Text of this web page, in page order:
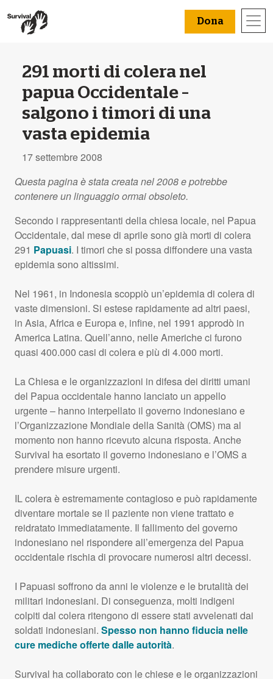
Dona
291 morti di colera nel
papua Occidentale –
salgono i timori di una
vasta epidemia
17 settembre 2008
Questa pagina è stata creata nel 2008 e potrebbe
contenere un linguaggio ormai obsoleto.
Secondo i rappresentanti della chiesa locale, nel Papua
Occidentale, dal mese di aprile sono già morti di colera
291 Papuasi. I timori che si possa diffondere una vasta
epidemia sono altissimi.
Nel 1961, in Indonesia scoppiò un’epidemia di colera di
vaste dimensioni. Si estese rapidamente ad altri paesi,
in Asia, Africa e Europa e, infine, nel 1991 approdò in
America Latina. Quell’anno, nelle Americhe ci furono
quasi 400.000 casi di colera e più di 4.000 morti.
La Chiesa e le organizzazioni in difesa dei diritti umani
del Papua occidentale hanno lanciato un appello
urgente – hanno interpellato il governo indonesiano e
l’Organizzazione Mondiale della Sanità (OMS) ma al
momento non hanno ricevuto alcuna risposta. Anche
Survival ha esortato il governo indonesiano e l’OMS a
prendere misure urgenti.
IL colera è estremamente contagioso e può rapidamente
diventare mortale se il paziente non viene trattato e
reidratato immediatamente. Il fallimento del governo
indonesiano nel rispondere all’emergenza del Papua
occidentale rischia di provocare numerosi altri decessi.
I Papuasi soffrono da anni le violenze e le brutalità dei
militari indonesiani. Di conseguenza, molti indigeni
colpiti dal colera ritengono di essere stati avvelenati dai
soldati indonesiani. Spesso non hanno fiducia nelle
cure mediche offerte dalle autorità.
Survival ha collaborato con le chiese e le organizzazioni